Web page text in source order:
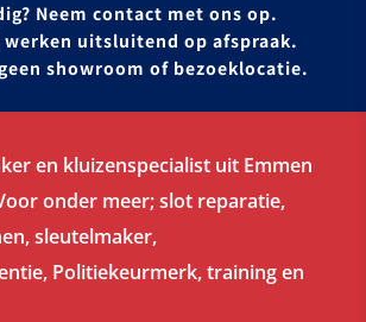
Neem contact met ons op.
werken uitsluitend op afspraak.
showroom of bezoeklocatie.
en kluizenspecialist uit Emmen
onder meer; slot reparatie,
sleutelmaker,
Politiekeurmerk, training en